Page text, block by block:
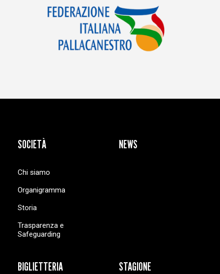
SOCIETÀ
Chi siamo
Organigramma
Storia
Trasparenza e
Safeguarding
NEWS
BIGLIETTERIA STAGIONE